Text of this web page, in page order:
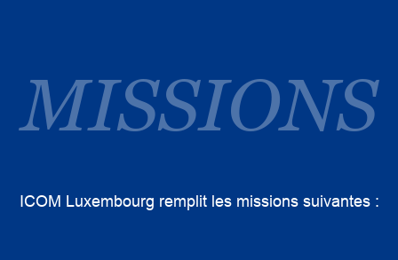
MISSIONS
ICOM Luxembourg remplit les missions suivantes :